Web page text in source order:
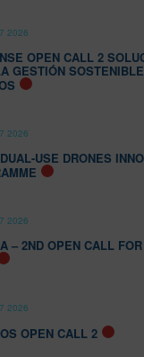
2026
OPEN CALL 2
GESTIÓN
2026
USE DRONES
2026
– 2ND OPEN CALL
2026
OPEN CALL 2